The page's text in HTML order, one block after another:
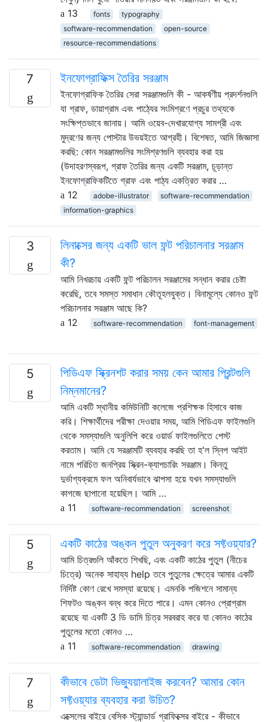
13
fonts
typography
software-recommendation
open-source
resource-recommendations
7 ইনফোগ্রাফিক্স তৈরির সরঞ্জাম
ইনফোগ্রাফিক তৈরির সেরা সরঞ্জামগুলি কী - আকর্ষণীয় প্রদর্শনগুলি
যা গ্রাফ, ডায়াগ্রাম এবং পাঠ্যের সংমিশ্রণে প্রচুর তথ্যকে
সংক্ষিপ্তভাবে জানায়। আমি ওয়েব-দেখারযোগ্য সামগ্রী এবং
মুদ্রণের জন্য পোস্টার উভয়ইতে আগ্রহী। বিশেষত, আমি জিজ্ঞাসা
করছি: কোন সরঞ্জামগুলির সংমিশ্রণগুলি ব্যবহার করা হয়
(উদাহরণস্বরূপ, গ্রাফ তৈরির জন্য একটি সরঞ্জাম, চূড়ান্ত
ইনফোগ্রাফিকটিতে গ্রাফ এবং পাঠ্য একত্রিত করার …
12
adobe-illustrator
software-recommendation
information-graphics
3
লিনাক্সের জন্য একটি ভাল ফন্ট পরিচালনার সরঞ্জাম
কী?
আমি নিখরচায় একটি ফন্ট পরিচালন সরঞ্জামের সন্ধান করার চেষ্টা
করেছি, তবে সমস্ত সমাধান কৌতূহলযুক্ত। বিনামূল্যে কোনও ফন্ট
পরিচালনার সরঞ্জাম আছে কি?
12
software-recommendation font-management
5
পিডিএফ স্ক্রিনশট করার সময় কেন আমার প্রিন্টগুলি
নিম্নমানের?
আমি একটি স্থানীয় কমিউনিটি কলেজে প্রশিক্ষক হিসাবে কাজ
করি। শিক্ষার্থীদের পরীক্ষা দেওয়ার সময়, আমি পিডিএফ ফাইলগুলি
থেকে সমস্যাগুলি অনুলিপি করে ওয়ার্ড ফাইলগুলিতে পেস্ট
করতাম। আমি যে সরঞ্জামটি ব্যবহার করছি তা হ'ল স্নিপ আইট
নামে পরিচিত জনপ্রিয় স্ক্রিন-ক্যাপচারিং সরঞ্জাম। কিন্তু
দুর্ভাগ্যক্রমে ফল অনিবার্যভাবে ঝাপসা হয়ে যখন সমস্যাগুলি
কাগজে ছাপানো হয়েছিল। আমি …
11
software-recommendation screenshot
5 একটি কাঠের অঙ্কন পুতুল অনুকরণ করে সফ্টওয়্যার?
আমি চিত্রগুলি আঁকতে শিখছি, এবং একটি কাঠের পুতুল (নীচের
চিত্রে) অনেক সাহায্য help তবে পুতুলের ক্ষেত্রে আমার একটি
নির্দিষ্ট কোণ রেখে সমস্যা রয়েছে। এমনকি পজিশনে সামান্য
শিফটও অঙ্কন বন্ধ করে দিতে পারে। এমন কোনও প্রোগ্রাম
রয়েছে যা একটি 3 ডি ডামি চিত্র সরবরাহ করে যা কোনও কাঠের
পুতুলের মতো কোনও …
11
software-recommendation drawing
7
কীভাবে ডেটা ভিজ্যুয়ালাইজ করবেন? আমার কোন
সফ্টওয়্যার ব্যবহার করা উচিত?
এক্সেলের বাইরে বেসিক স্ট্যান্ডার্ড গ্রাফিক্সের বাইরে - কীভাবে